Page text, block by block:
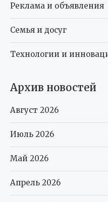
Реклама и объявления
Семья и досуг
Технологии и
Архив новостей
Август 2026
Июль 2026
Май 2026
Апрель 2026